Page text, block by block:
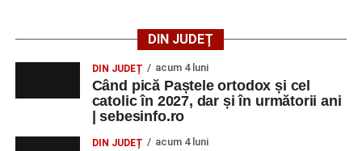
DIN JUDEȚ
DIN JUDEȚ acum 4 luni
Când pică Paștele ortodox și cel
catolic în 2027, dar și în următorii ani
| sebesinfo.ro
DIN JUDEȚ acum 4 luni